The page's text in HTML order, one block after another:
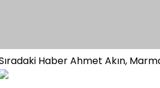
HaberAhmet Akın,